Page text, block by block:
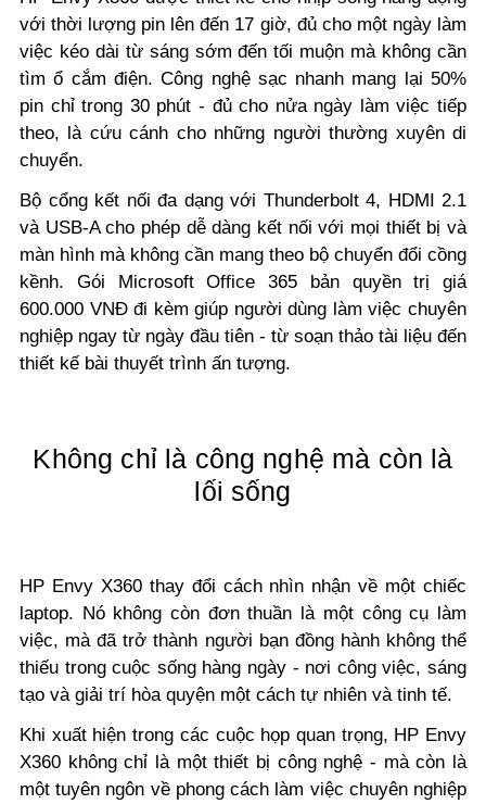
với thời lượng pin lên đến 17 giờ, đủ cho một ngày làm
việc kéo dài từ sáng sớm đến tối muộn mà không cần
tìm ổ cắm điện. Công nghệ sạc nhanh mang lại 50%
pin chỉ trong 30 phút - đủ cho nửa ngày làm việc tiếp
theo, là cứu cánh cho những người thường xuyên di
chuyển.
Bộ cổng kết nối đa dạng với Thunderbolt 4, HDMI 2.1
và USB-A cho phép dễ dàng kết nối với mọi thiết bị và
màn hình mà không cần mang theo bộ chuyển đổi cồng
kềnh. Gói Microsoft Office 365 bản quyền trị giá
600.000 VNĐ đi kèm giúp người dùng làm việc chuyên
nghiệp ngay từ ngày đầu tiên - từ soạn thảo tài liệu đến
thiết kế bài thuyết trình ấn tượng.
Không chỉ là công nghệ mà còn là
lối sống
HP Envy X360 thay đổi cách nhìn nhận về một chiếc
laptop. Nó không còn đơn thuần là một công cụ làm
việc, mà đã trở thành người bạn đồng hành không thể
thiếu trong cuộc sống hàng ngày - nơi công việc, sáng
tạo và giải trí hòa quyện một cách tự nhiên và tinh tế.
Khi xuất hiện trong các cuộc họp quan trọng, HP Envy
X360 không chỉ là một thiết bị công nghệ - mà còn là
một tuyên ngôn về phong cách làm việc chuyên nghiệp